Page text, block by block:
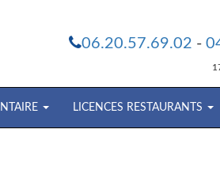
06.20.57.69.02 -
LICENCES RESTAURANTS